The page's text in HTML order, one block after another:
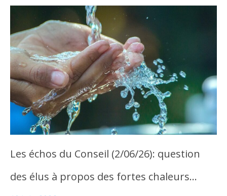
Les échos du Conseil (2/06/26): question
des élus à propos des fortes chaleurs…